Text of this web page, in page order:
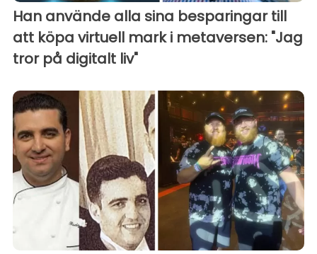
Han använde alla sina besparingar till
att köpa virtuell mark i metaversen: "Jag
tror på digitalt liv"